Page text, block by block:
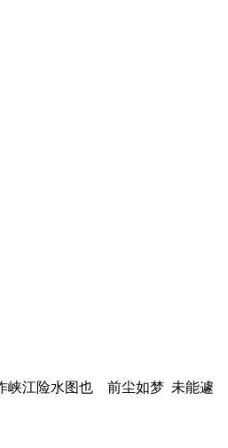
峡江险水图也 前尘如梦 未能遽